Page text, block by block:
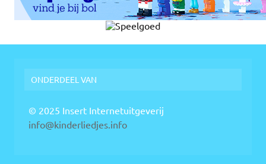
ONDERDEEL VAN
© 2025 Insert Internetuitgeverij
info@kinderliedjes.info